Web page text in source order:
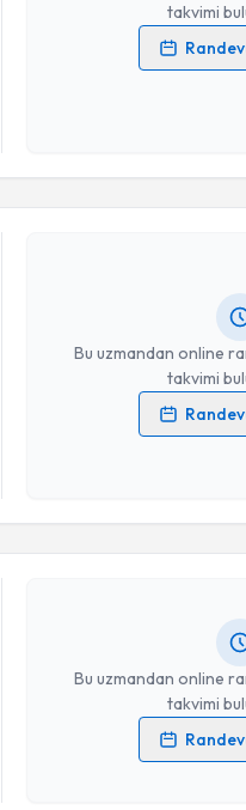
takvimi
Kişisel verilerimin
Bu uzmandan online
takvimi
Randevu Takvimi Talebi
Kişisel verilerimin
Takvim
Bu uzmandan online
takvimi
Op. Dr. Hasan Yılmaziçin
Size bu uzmandan randevu
Kişisel verilerimin
Randevu Takvimi Talebi